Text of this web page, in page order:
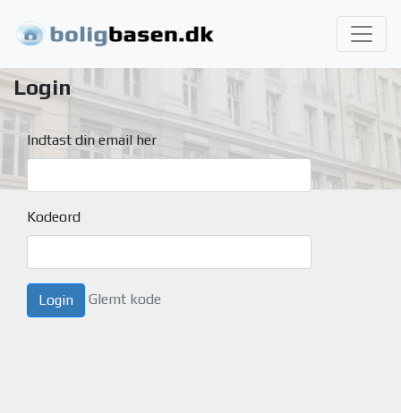
Login
Indtast din email her
Kodeord
Glemt kode